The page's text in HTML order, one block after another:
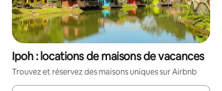
Ipoh : locations de maisons de vacances
Trouvez et réservez des maisons uniques sur Airbnb